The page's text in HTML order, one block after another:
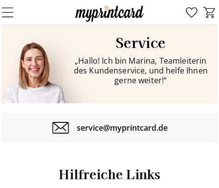
Service
„Hallo! Ich bin Marina, Teamleiterin
des Kundenservice, und helfe Ihnen
gerne weiter!“
service@myprintcard.de
Hilfreiche Links